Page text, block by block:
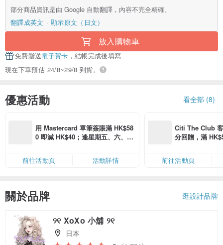
部分商品資訊是由 Google 自動翻譯，內容不完全精確。
翻譯成英文
顯示原文（日文）
放入購物車
免費贈送電子賀卡 ，結帳完成後填寫
現在下單預估 24/8~29/8 到貨。
優惠活動 看全部 (8)
用 Mastercard 單筆簽賬滿 HK$58
0 即減 HK$40；逢星期五、六、日
卡」結帳）
前往活動頁 活動詳情
Citi The Club
分回贈，滿
前往活動頁
關於品牌 逛設計品牌
୨୧ XoXo 小舖 ୨୧
日本